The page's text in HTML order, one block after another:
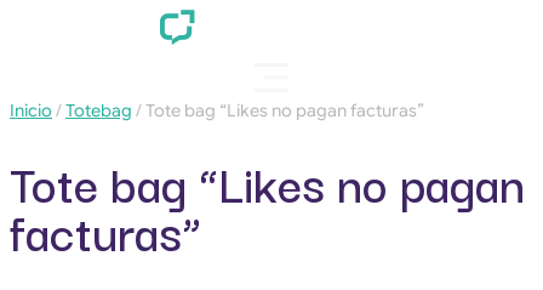
Inicio/Totebag / Tote bag “Likes no pagan facturas”
Tote bag “Likes no pagan
facturas”